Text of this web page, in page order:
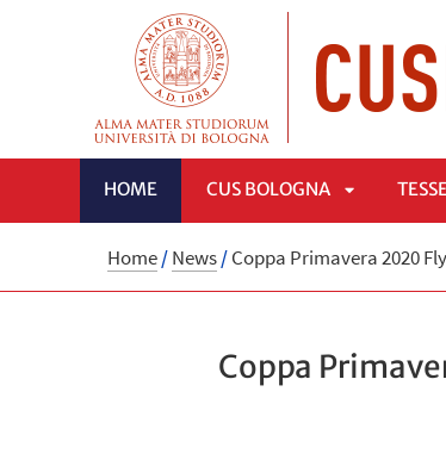
HOME CUS BOLOGNA
APRI
Home/News/Coppa Primavera 2020
Coppa